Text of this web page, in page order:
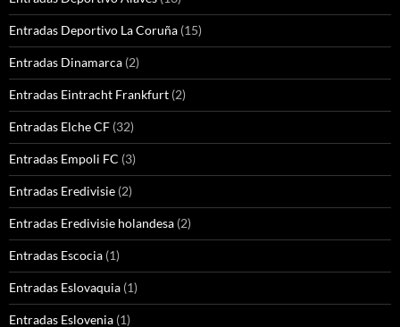
Entradas Deportivo La Coruña (15)
Entradas Dinamarca (2)
Entradas Eintracht Frankfurt (2)
Entradas Elche CF (32)
Entradas Empoli FC (3)
Entradas Eredivisie (2)
Entradas Eredivisie holandesa (2)
Entradas Escocia (1)
Entradas Eslovaquia (1)
Entradas Eslovenia (1)